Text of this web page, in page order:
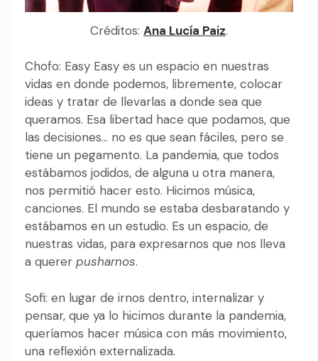
Créditos: Ana Lucía Paiz.
Chofo: Easy Easy es un espacio en nuestras
vidas en donde podemos, libremente, colocar
ideas y tratar de llevarlas a donde sea que
queramos. Esa libertad hace que podamos, que
las decisiones… no es que sean fáciles, pero se
tiene un pegamento. La pandemia, que todos
estábamos jodidos, de alguna u otra manera,
nos permitió hacer esto. Hicimos música,
canciones. El mundo se estaba desbaratando y
estábamos en un estudio. Es un espacio, de
nuestras vidas, para expresarnos que nos lleva
a querer pusharnos.
Sofi: en lugar de irnos dentro, internalizar y
pensar, que ya lo hicimos durante la pandemia,
queríamos hacer música con más movimiento,
una reflexión externalizada.